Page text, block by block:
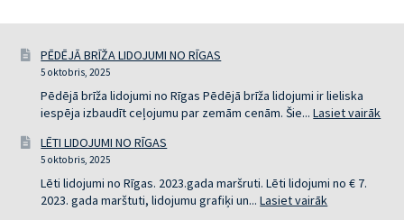
PĒDĒJĀ BRĪŽA LIDOJUMI NO RĪGAS
5 oktobris, 2025
Pēdējā brīža lidojumi no Rīgas Pēdējā brīža lidojumi ir lieliska
iespēja izbaudīt ceļojumu par zemām cenām. Šie...Lasiet vairāk
LĒTI LIDOJUMI NO RĪGAS
5 oktobris, 2025
Lēti lidojumi no Rīgas. 2023.gada maršruti. Lēti lidojumi no € 7.
2023. gada marštuti, lidojumu grafiķi un...Lasiet vairāk